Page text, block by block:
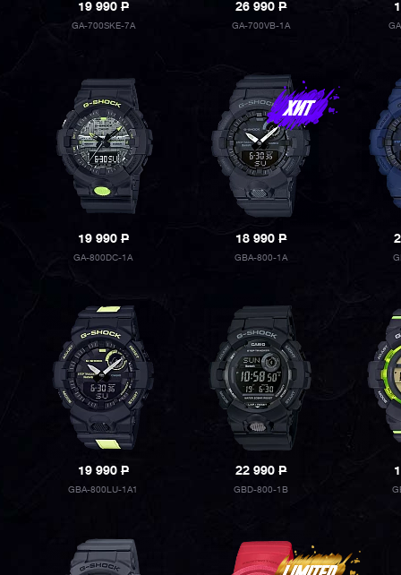
19 990P
GA-700SKE-7A
26 990P
GA-700VB-1A
19 990P
GA-800DC-1A
18 990P
GBA-800-1A
19 990P
GBA-800LU-1A1
22 990P
GBD-800-1B